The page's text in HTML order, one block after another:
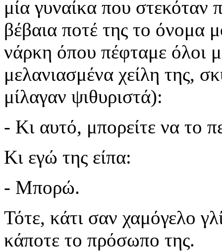
μία γυναίκα που στεκόταν
βέβαια ποτέ της το όνομα
νάρκη όπου πέφταμε όλοι
μελανιασμένα χείλη της,
μίλαγαν ψιθυριστά):
- Κι αυτό, μπορείτε να το
Κι εγώ της είπα:
- Μπορώ.
Τότε, κάτι σαν χαμόγελο
κάποτε το πρόσωπο της.